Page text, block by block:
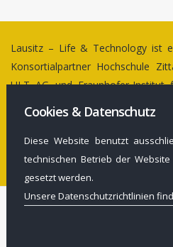
Cookies & Datenschutz
Diese Website benutzt
technischen Betrieb der
gesetzt werden.
Unsere Datenschutzrichtlinien
Lausitz – Life & Technology ist
Konsortialpartner Hochschule
ULT AG und Fraunhofer-Institut
Umformtechnik (IWU)
Prof. Raj Kollmorgen ist
Strategieentwicklungsprojektes an